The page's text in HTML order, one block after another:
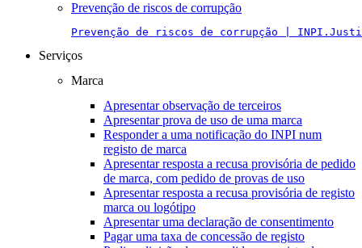
Prevenção de riscos de corrupção
Prevenção de riscos de corrupção |
Serviços
Marca
Apresentar observação de terceiros
Apresentar prova de uso de uma marca
Responder a uma notificação do INPI num
registo de marca
Apresentar resposta a recusa provisória de pedido
de marca, com pedido de provas de uso
Apresentar resposta a recusa provisória de registo
marca ou logótipo
Apresentar uma declaração de consentimento
Pagar uma taxa de concessão de registo